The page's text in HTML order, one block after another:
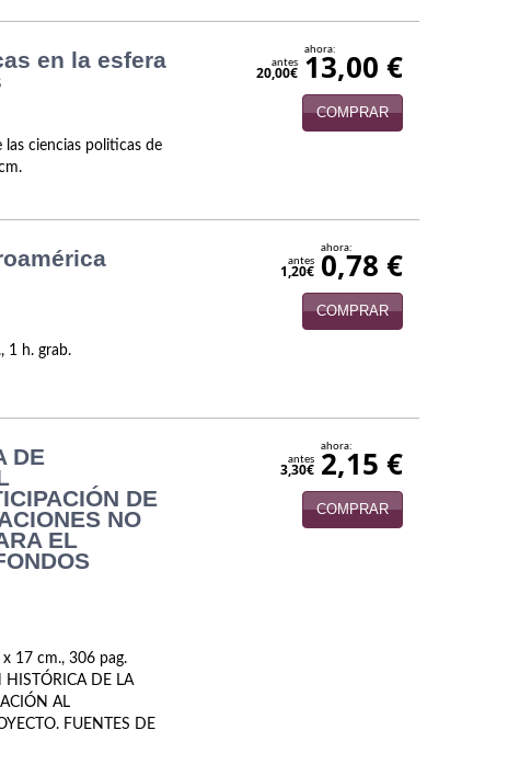
en la esfera
las ciencias politicas de
antes
20,00€
ahora:
13,00 €
COMPRAR
1 h. grab.
antes
1,20€
ahora:
0,78 €
COMPRAR
DE
DE
NO
EL
17 cm., 306 pag.
HISTÓRICA DE LA
AL
FUENTES DE
antes
3,30€
ahora:
2,15 €
COMPRAR